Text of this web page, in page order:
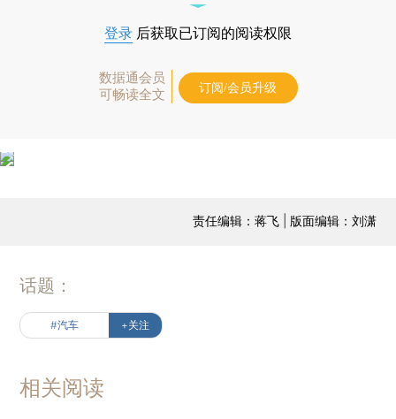
登录 后获取已订阅的阅读权限
数据通会员
可畅读全文
订阅/会员升级
责任编辑：蒋飞 | 版面编辑：刘潇
话题：
#汽车 +关注
相关阅读